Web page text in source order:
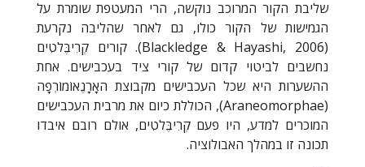
שליבת הקור המרוכב נוקשה, הרי המעטפת שומרת על
הגמישות של הקור כולו, גם לאחר שהליבה נקרעת
(
Blackledge & Hayashi, 2006). קורים קְרִיבֶּלטִים
נחשבים לביטוי קדום של קורי ציד בעכבישים. אחת
ההשערות היא שכל העכבישים מקבוצת האָרָנֶאוֹמוֹרְפָה
(Araneomorphae), הכוללת כיום את מרבית העכבישים
המוכרים למדע, היו פעם קְרִיבֶּלטִים, אולם רובם איבדו
תכונה זו במהלך האבולוציה.